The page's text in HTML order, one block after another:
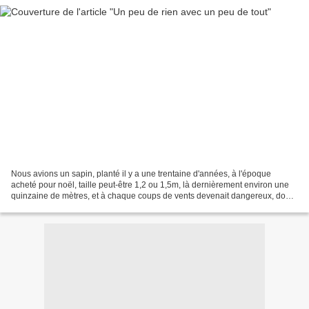
Nous avions un sapin, planté il y a une trentaine d'années, à l'époque
acheté pour noël, taille peut-être 1,2 ou 1,5m, là dernièrement environ une
quinzaine de mètres, et à chaque coups de vents devenait dangereux, donc